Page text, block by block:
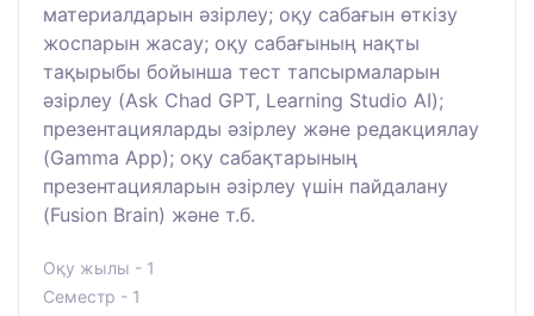
материалдарын әзірлеу; оқу сабағын өткізу
жоспарын жасау; оқу сабағының нақты
тақырыбы бойынша тест тапсырмаларын
әзірлеу (Ask Chad GPT, Learning Studio AI);
презентацияларды әзірлеу және редакциялау
(Gamma App); оқу сабақтарының
презентацияларын әзірлеу үшін пайдалану
(Fusion Brain) және т.б.
Оқу жылы - 1
Семестр - 1